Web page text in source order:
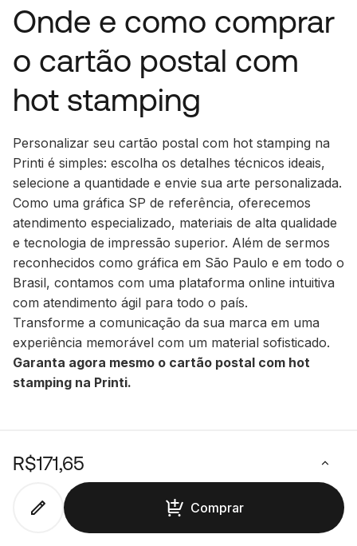
R$171,65
Comprar
Onde e como comprar
o cartão postal com
hot stamping
Personalizar seu cartão postal com hot stamping na
Printi é simples: escolha os detalhes técnicos ideais,
selecione a quantidade e envie sua arte personalizada.
Como uma gráfica SP de referência, oferecemos
atendimento especializado, materiais de alta qualidade
e tecnologia de impressão superior. Além de sermos
reconhecidos como gráfica em São Paulo e em todo o
Brasil, contamos com uma plataforma online intuitiva
com atendimento ágil para todo o país.
Transforme a comunicação da sua marca em uma
experiência memorável com um material sofisticado.
Garanta agora mesmo o cartão postal com hot
stamping na Printi.
5
4 avaliações